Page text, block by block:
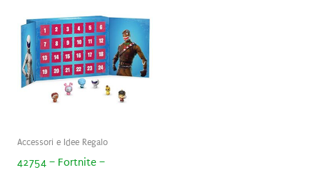
Accessori e Idee Regalo
42754 – Fortnite –